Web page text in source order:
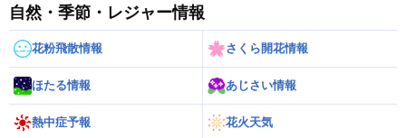
自然・季節・レジャー情報
花粉飛散情報 さくら開花情報
ほたる情報 あじさい情報
熱中症予報 花火天気